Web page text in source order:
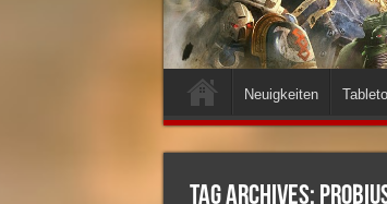
Neuigkeiten
Tag Archives: